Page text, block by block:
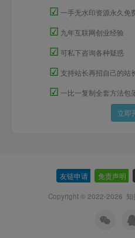
☑ 一手无水印资源永久免
☑ 九年互联网创业经验
☑ 可私下咨询各种疑惑
☑ 支持站长再招自己的站
☑ 一比一复制全套方法包
立即
友链申请 免责声明
Copyright © 2022-2026 知